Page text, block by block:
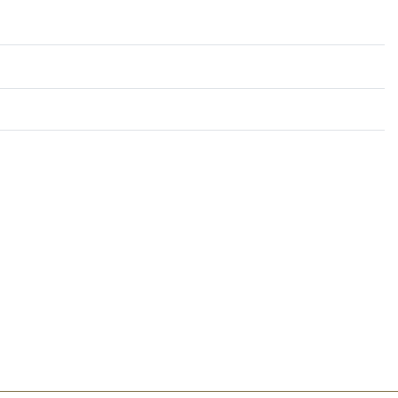
Alkol, domuz yağı ve katkıları içermez.​ Raf Ömrü: 3 Gün Saklama
tüm ürünler günlük olarak üretilmektedir. Siparişiniz
konusu olabilir. Bu durumda şubelerimiz tarafından sizlere